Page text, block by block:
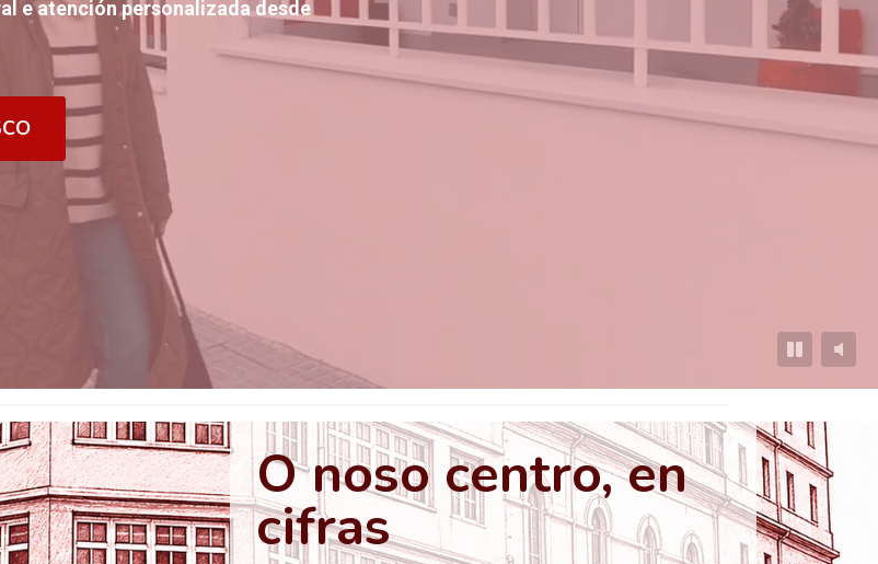
e atención personalizada desde
O noso centro, en
cifras